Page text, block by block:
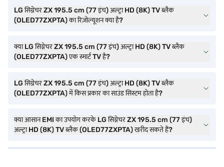
LG सिग्नेचर ZX 195.5 cm (77 इंच) अल्ट्रा HD (8K) TV ब्लैक
(OLED77ZXPTA) का रिज़ोल्यूशन क्या है?
क्या LG सिग्नेचर ZX 195.5 cm (77 इंच) अल्ट्रा HD (8K) TV ब्लैक
(OLED77ZXPTA) एक स्मार्ट TV है?
LG सिग्नेचर ZX 195.5 cm (77 इंच) अल्ट्रा HD (8K) TV ब्लैक
(OLED77ZXPTA) में किस प्रकार का साउंड सिस्टम होता है?
क्या आसान EMI का उपयोग करके LG सिग्नेचर ZX 195.5 cm (77 इंच)
अल्ट्रा HD (8K) TV ब्लैक (OLED77ZXPTA) खरीद सकते हैं?